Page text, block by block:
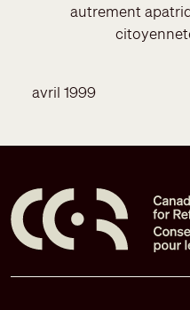
autrement
avril 1999